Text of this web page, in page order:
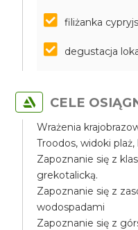
filiżanka
degustacja
CELE
Wrażenia
Troodos, widoki
Zapoznanie się z
grekotalicką.
Zapoznanie się z
wodospadami
Zapoznanie się z